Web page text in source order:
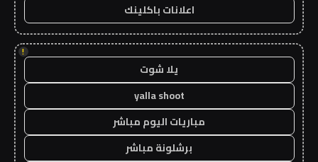
اعلانات باكلينك
!
يلا شوت
yalla shoot
مباريات اليوم مباشر
برشلونة مباشر